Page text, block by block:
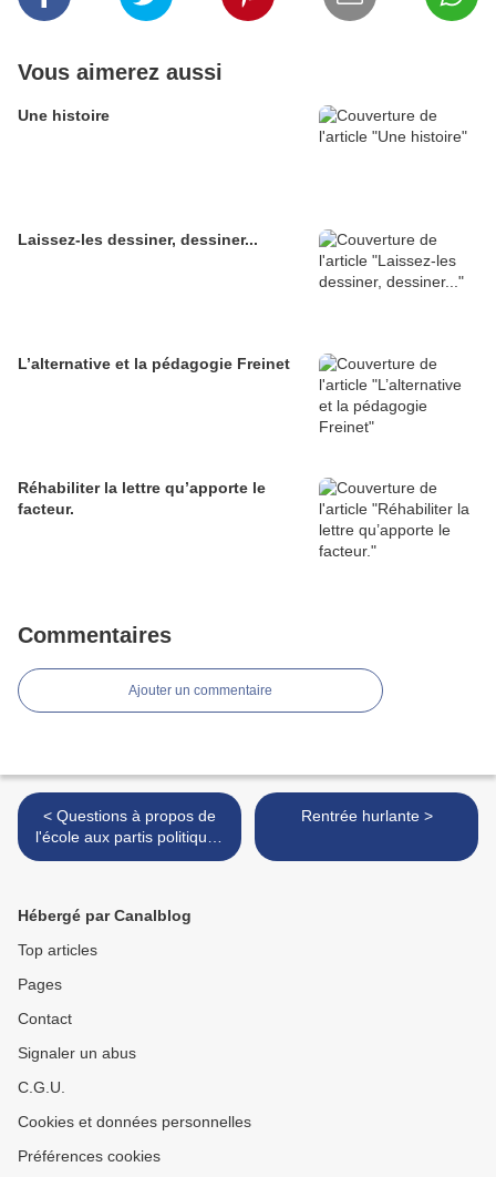
Vous aimerez aussi
Une histoire
Laissez-les dessiner, dessiner...
L’alternative et la pédagogie Freinet
Réhabiliter la lettre qu’apporte le
facteur.
Commentaires
Ajouter un commentaire
< Questions à propos de
l'école aux partis politiques
et aux candidats à l’élection
Rentrée hurlante >
Hébergé par Canalblog
Top articles
Pages
Contact
Signaler un abus
C.G.U.
Cookies et données personnelles
Préférences cookies